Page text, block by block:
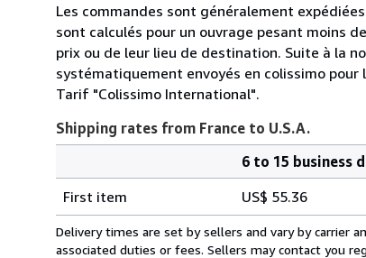
Les commandes sont généralement
sont calculés pour un ouvrage pesant moins
prix ou de leur lieu de destination. Suite à la
systématiquement envoyés en colissimo pour
Tarif "Colissimo International".
Shipping rates from France to U.S.A.
rates
from
France
6 to 15 business
First item
US$ 55.36
Delivery times are set by sellers and vary by carrier
associated duties or fees. Sellers may contact you